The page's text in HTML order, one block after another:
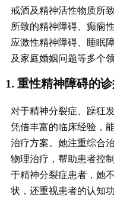
戒酒及精神活性物质所
所致的精神障碍、癫痫
应激性精神障碍、睡眠
及家庭婚姻问题等多个领
1. 重性精神障碍的
对于精神分裂症、躁狂
凭借丰富的临床经验，
治疗方案。她注重综合
物理治疗，帮助患者控
于精神分裂症患者，她
状，还重视患者的认知